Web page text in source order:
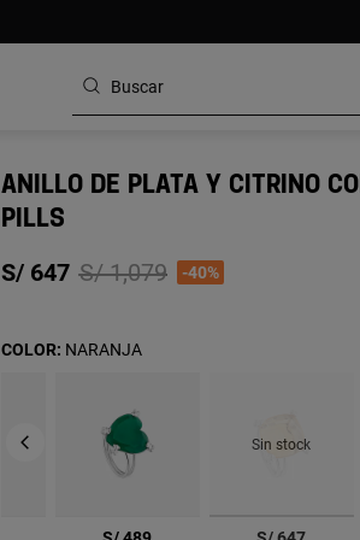
ANILLO DE PLATA Y CITRINO
PILLS
S/ 647 Price reduced from
S/ 1,079to-40%
Sin stock
COLOR: NARANJA